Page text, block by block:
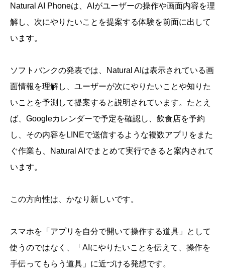
Natural AI Phoneは、AIがユーザーの操作や画面内容を理
解し、次にやりたいことを提案する体験を前面に出して
います。
ソフトバンクの発表では、Natural AIは表示されている画
面情報を理解し、ユーザーが次にやりたいことや知りた
いことを予測して提案すると説明されています。たとえ
ば、Googleカレンダーで予定を確認し、飲食店を予約
し、その内容をLINEで送信するような複数アプリをまた
ぐ作業も、Natural AIでまとめて実行できると案内されて
います。
この方向性は、かなり新しいです。
スマホを「アプリを自分で開いて操作する道具」として
使うのではなく、「AIにやりたいことを伝えて、操作を
手伝ってもらう道具」に近づける発想です。